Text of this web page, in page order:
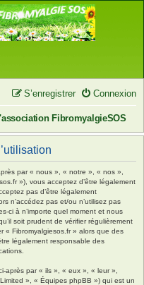
Connexion
S’enregistrer
FibromyalgieSOS
par « nous », « notre », « nos »,
»), vous acceptez d’être légalement
pas d’être légalement
n’accédez pas et/ou n’utilisez pas
ci à n’importe quel moment et nous
soit prudent de vérifier régulièrement
« Fibromyalgiesos.fr » alors que des
légalement responsable des
après par « ils », « eux », « leur »,
», « Équipes phpBB ») qui est un